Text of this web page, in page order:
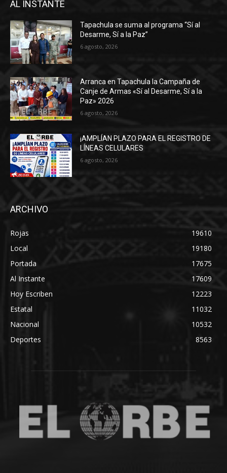
AL INSTANTE
Tapachula se suma al programa “Sí al
Desarme, Sí a la Paz”
6 agosto, 2026
Arranca en Tapachula la Campaña de
Canje de Armas «Sí al Desarme, Sí a la
Paz» 2026
6 agosto, 2026
¡AMPLÍAN PLAZO PARA EL REGISTRO DE
LÍNEAS CELULARES
6 agosto, 2026
ARCHIVO
Rojas
19610
Local
19180
Portada
17675
Al Instante
17609
Hoy Escriben
12223
Estatal
11032
Nacional
10532
Deportes
8563